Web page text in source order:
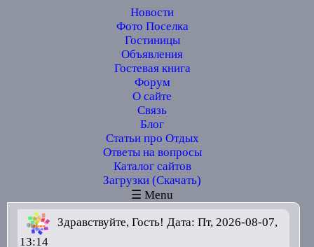
Новости
Фото Поселка
Гостиницы
Объявления
Гостевая книга
Форум
О сайте
Связь
Блог
Статьи про Отдых
Ответы на вопросы
Каталог сайтов
Загрузки (Скачать)
☰ Menu
Здравствуйте, Гость! Дата: Пт, 2026-08-07,
13:14